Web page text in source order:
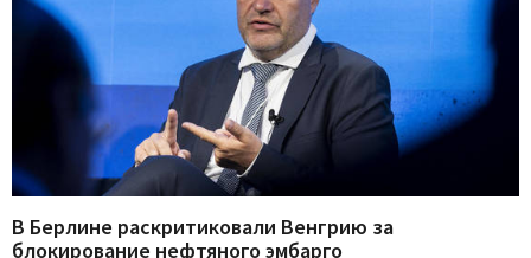
В Берлине раскритиковали Венгрию за
блокирование нефтяного эмбарго